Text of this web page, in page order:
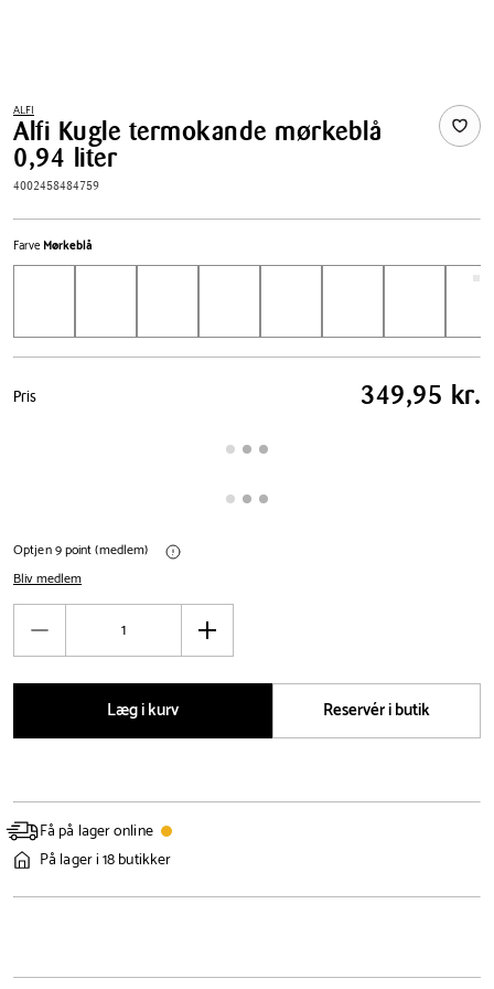
ALFI
Alfi Kugle termokande mørkeblå
0,94 liter
4002458484759
Farve Mørkeblå
Pris
tabel
Pris 349,95 kr.
Optjen 9 point (medlem)
Bliv medlem
Antal
Øg
Læg i kurv
Reservér i butik
Få på lager online
På lager i 18 butikker